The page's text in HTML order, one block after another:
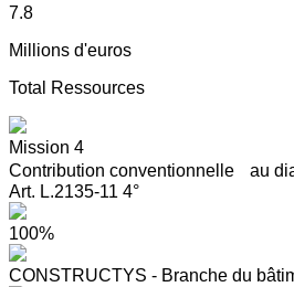
7.8
Millions d'euros
Total Ressources
Mission 4
Contribution conventionnelle au
Art. L.2135-11 4°
100%
CONSTRUCTYS - Branche du